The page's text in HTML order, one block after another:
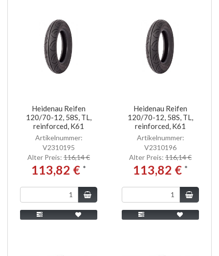
Heidenau Reifen
120/70-12, 58S, TL,
reinforced, K61
Artikelnummer:
V2310195
Alter Preis: 116,14 €
113,82 € *
Heidenau Reifen
120/70-12, 58S, TL,
reinforced, K61
Artikelnummer:
V2310196
Alter Preis: 116,14 €
113,82 € *